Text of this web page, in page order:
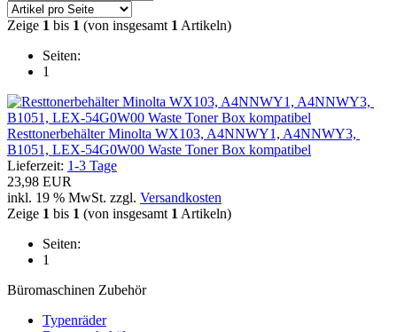
Zeige 1 bis 1 (von insgesamt 1 Artikeln)
Seiten:
1
Resttonerbehälter Minolta WX103, A4NNWY1, A4NNWY3,
B1051, LEX-54G0W00 Waste Toner Box kompatibel
Lieferzeit: 1-3 Tage
23,98 EUR
inkl. 19 % MwSt. zzgl. Versandkosten
Zeige 1 bis 1 (von insgesamt 1 Artikeln)
Seiten:
1
Büromaschinen Zubehör
Typenräder